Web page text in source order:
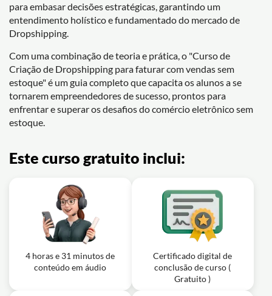
para embasar decisões estratégicas, garantindo um
entendimento holístico e fundamentado do mercado de
Dropshipping.
Com uma combinação de teoria e prática, o "Curso de
Criação de Dropshipping para faturar com vendas sem
estoque" é um guia completo que capacita os alunos a se
tornarem empreendedores de sucesso, prontos para
enfrentar e superar os desafios do comércio eletrônico sem
estoque.
Este curso gratuito inclui:
4 horas e 31 minutos de
conteúdo em áudio
Certificado digital de
conclusão de curso (
Gratuito )